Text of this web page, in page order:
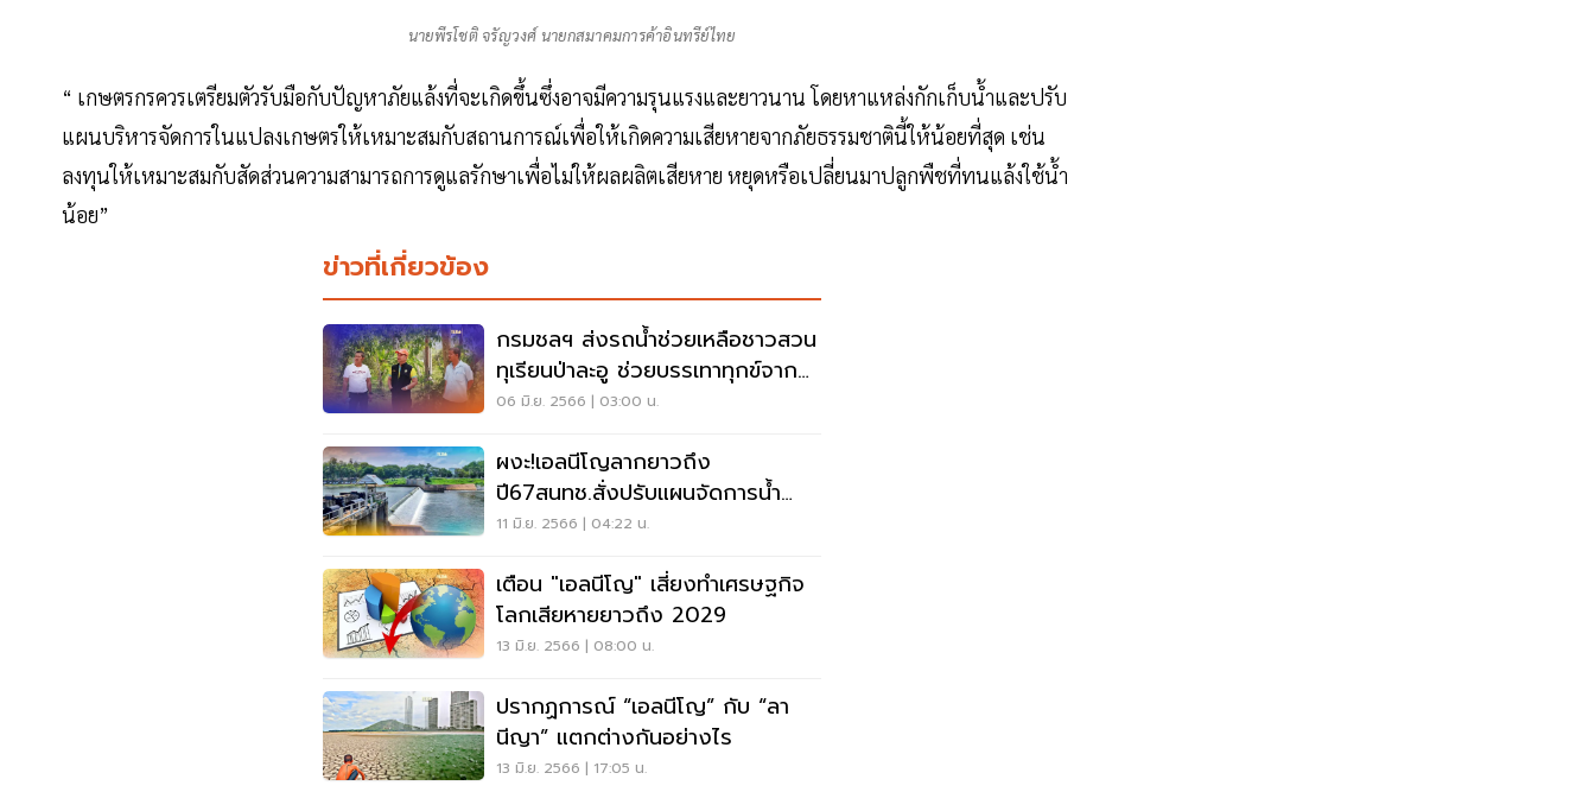
นายพีรโชติ จรัญวงศ์ นายกสมาคมการค้าอินทรีย์ไทย
“ เกษตรกรควรเตรียมตัวรับมือกับปัญหาภัยแล้งที่จะเกิดขึ้นซึ่งอาจมีความรุนแรงและยาวนาน โดยหาแหล่งกักเก็บน้ำและปรับ
แผนบริหารจัดการในแปลงเกษตรให้เหมาะสมกับสถานการณ์เพื่อให้เกิดความเสียหายจากภัยธรรมชาตินี้ให้น้อยที่สุด เช่น
ลงทุนให้เหมาะสมกับสัดส่วนความสามารถการดูแลรักษาเพื่อไม่ให้ผลผลิตเสียหาย หยุดหรือเปลี่ยนมาปลูกพืชที่ทนแล้งใช้น้ำ
น้อย”
ข่าวที่เกี่ยวข้อง
กรมชลฯ ส่งรถน้ำช่วยเหลือชาวสวน
ทุเรียนป่าละอู ช่วยบรรเทาทุกข์จาก
ภัยแล้ง
06 มิ.ย. 2566 | 03:00 น.
ผงะ!เอลนีโญลากยาวถึง
ปี67สนทช.สั่งปรับแผนจัดการน้ำ
เขื่อนใหญ่รับมือ
11 มิ.ย. 2566 | 04:22 น.
เตือน "เอลนีโญ" เสี่ยงทำเศรษฐกิจ
โลกเสียหายยาวถึง 2029
13 มิ.ย. 2566 | 08:00 น.
ปรากฏการณ์ “เอลนีโญ” กับ “ลา
นีญา” แตกต่างกันอย่างไร
13 มิ.ย. 2566 | 17:05 น.